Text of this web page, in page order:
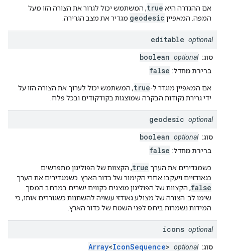
אם ההגדרה היא true, המשתמש יכול לגרור את הצורה הזו מעל
המפה. המאפיין geodesic מגדיר את מצב הגרירה.
editable optional
סוג: boolean optional
ברירת מחדל: false
אם המאפיין מוגדר ל-true, המשתמש יכול לערוך את הצורה הזו על
ידי גרירת נקודות הבקרה שמוצגות בקודקודים ובכל פלח.
geodesic optional
סוג: boolean optional
ברירת מחדל: false
כשמגדירים את הערך true, הקצוות של הפוליגון מתפרשים
כגאודזיים ויעקבו אחרי הקימור של כדור הארץ. כשמגדירים את הערך
false, הקצוות של הפוליגון מוצגים כקווים ישרים במרחב המסך.
שימו לב: הצורה של מצולע גאודזי עשויה להשתנות כשגוררים אותו, כי
המידות נשמרות ביחס לפני השטח של כדור הארץ.
icons optional
סוג: Array<IconSequence> optional